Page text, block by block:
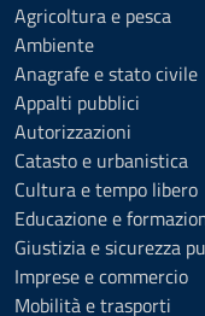
Agricoltura e pesca
Ambiente
Anagrafe e stato civile
Appalti pubblici
Autorizzazioni
Catasto e urbanistica
Cultura e tempo libero
Educazione e
Giustizia e sicurezza
Imprese e commercio
Mobilità e trasporti